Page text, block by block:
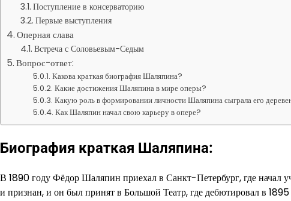
Поступление в консерваторию
Первые выступления
Оперная слава
Встреча с Соловьевым-Седым
Вопрос-ответ:
Какова краткая биография Шаляпина?
Какие достижения Шаляпина в мире оперы?
Какую роль в формировании личности Шаляпина сыграла его
Как Шаляпин начал свою карьеру в опере?
Биография краткая Шаляпина:
В 1890 году Фёдор Шаляпин приехал в Санкт-Петербург, где начал
и признан, и он был принят в Большой Театр, где дебютировал в 1895